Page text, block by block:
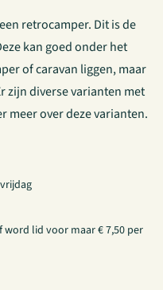
retrocamper. Dit is de
kan goed onder het
of caravan liggen, maar
zijn diverse varianten met
meer over deze varianten.
word lid voor maar € 7,50 per